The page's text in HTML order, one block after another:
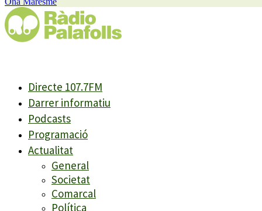
Directe 107.7FM
Darrer informatiu
Podcasts
Programació
Actualitat
General
Societat
Comarcal
Política